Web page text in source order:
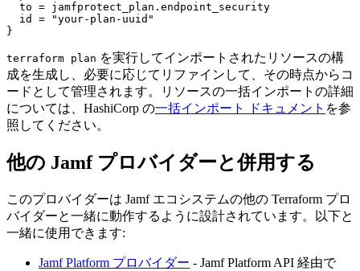
  to = jamfprotect_plan.endpoint_security
  id = "your-plan-uuid"
terraform plan を実行してインポートされたリソースの構
成を生成し、必要に応じてリファインして、その時点からコ
ードとして管理されます。リソースの一括インポートの詳細
については、HashiCorp の一括インポート ドキュメント を参
照してください。
他の Jamf プロバイダーと併用する
このプロバイダーは Jamf エコシステムの他の Terraform プロ
バイダーと一緒に動作するように設計されています。以下と
一緒に使用できます:
Jamf Platform プロバイダー - Jamf Platform API 経由で